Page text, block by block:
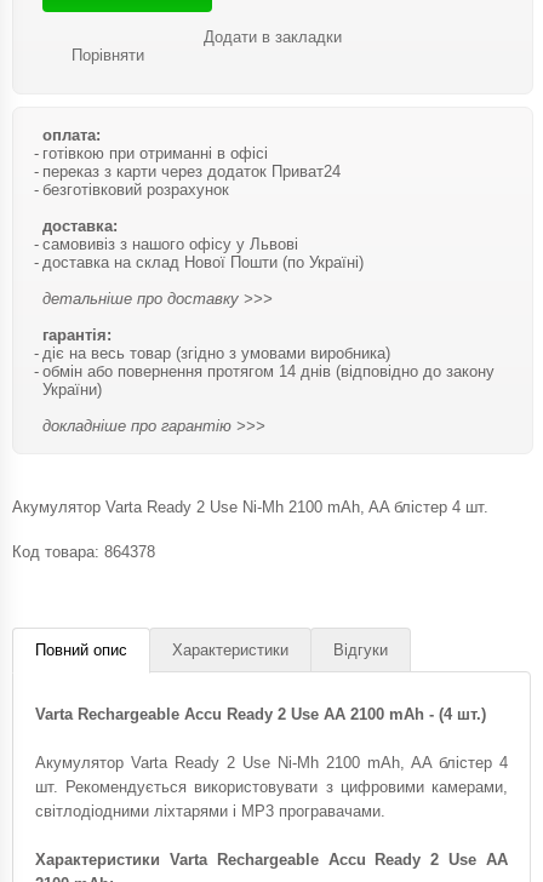
Порівняти
Додати в закладки
оплата:
готівкою при отриманні в офісі
переказ з карти через додаток Приват24
безготівковий розрахунок
доставка:
самовивіз з нашого офісу у Львові
доставка на склад Нової Пошти (по Україні)
детальніше про доставку >>>
гарантія:
діє на весь товар (згідно з умовами виробника)
обмін або повернення протягом 14 днів (відповідно до закону
України)
докладніше про гарантію >>>
Акумулятор Varta Ready 2 Use Ni-Mh 2100 mAh, AA блістер 4 шт.
Код товара: 864378
Повний опис Характеристики Відгуки
Varta Rechargeable Accu Ready 2 Use AA 2100 mAh - (4 шт.)
Акумулятор Varta Ready 2 Use Ni-Mh 2100 mAh, AA блістер 4
шт. Рекомендується використовувати з цифровими камерами,
світлодіодними ліхтарями і MP3 програвачами.
Характеристики Varta Rechargeable Accu Ready 2 Use AA